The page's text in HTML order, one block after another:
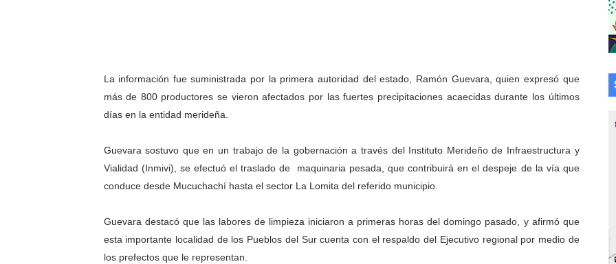
Campo Elías consolida plan de bacheo en el sector La Montañita
Fundecem inició con éxito el taller vacacional de origami
El Lactario del Iahula celebra la Semana Mundial de la Lactancia Materna
Plan Vacacional "Venezuela Ríe 2026" brinda recreación y cultura a niños del
Iniciación al yoga reúne a diversos clubes deportivos de Zea en una enriquecedora
Mincomunas impulsa el autogobierno en Mérida con plan de actualización y atención
La información fue suministrada por la primera autoridad del estado, Ramón Guevara, quien expresó que
más de 800 productores se vieron afectados por las fuertes precipitaciones acaecidas durante los últimos
días en la entidad merideña.
Guevara sostuvo que en un trabajo de la gobernación a través del Instituto Merideño de Infraestructura y
Vialidad (Inmivi), se efectuó el traslado de maquinaria pesada, que contribuirá en el despeje de la vía que
conduce desde Mucuchachí hasta el sector La Lomita del referido municipio.
Guevara destacó que las labores de limpieza iniciaron a primeras horas del domingo pasado, y afirmó que
esta importante localidad de los Pueblos del Sur cuenta con el respaldo del Ejecutivo regional por medio de
los prefectos que le representan.